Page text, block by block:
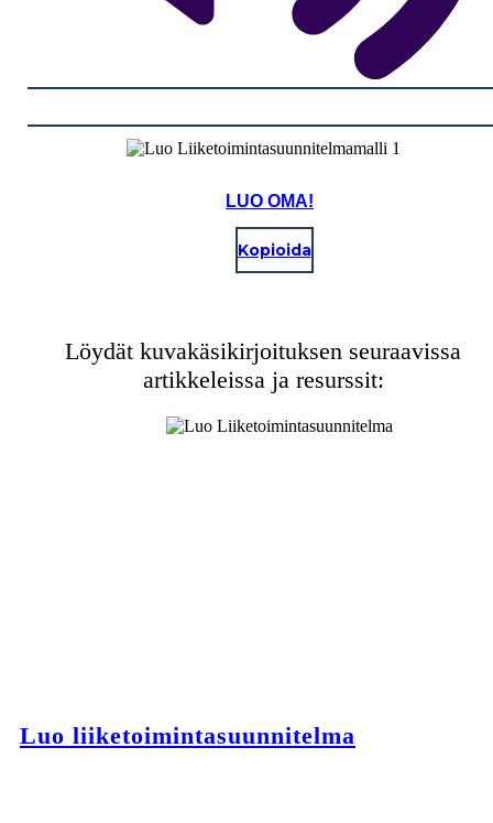
LUO OMA!
Kopioida
Löydät kuvakäsikirjoituksen seuraavissa
artikkeleissa ja resurssit:
Luo liiketoimintasuunnitelma